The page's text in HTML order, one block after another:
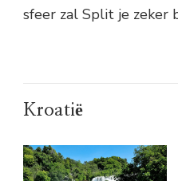
sfeer zal Split je zeker
Kroatië